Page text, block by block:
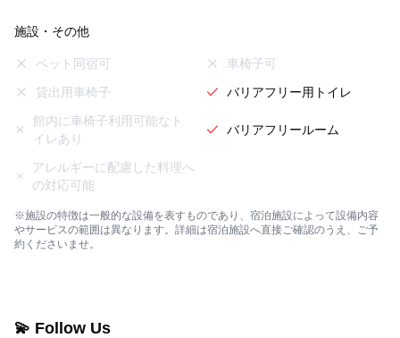
施設・その他
ペット同宿可
車椅子可
貸出用車椅子
バリアフリー用トイレ
館内に車椅子利用可能なト
イレあり
バリアフリールーム
アレルギーに配慮した料理へ
の対応可能
※施設の特徴は一般的な設備を表すものであり、宿泊施設によって設備内容
やサービスの範囲は異なります。詳細は宿泊施設へ直接ご確認のうえ、ご予
約くださいませ。
💫 Follow Us